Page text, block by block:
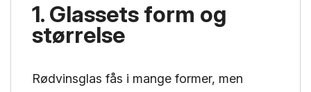
1. Glassets form og
størrelse
Rødvinsglas fås i mange former, men